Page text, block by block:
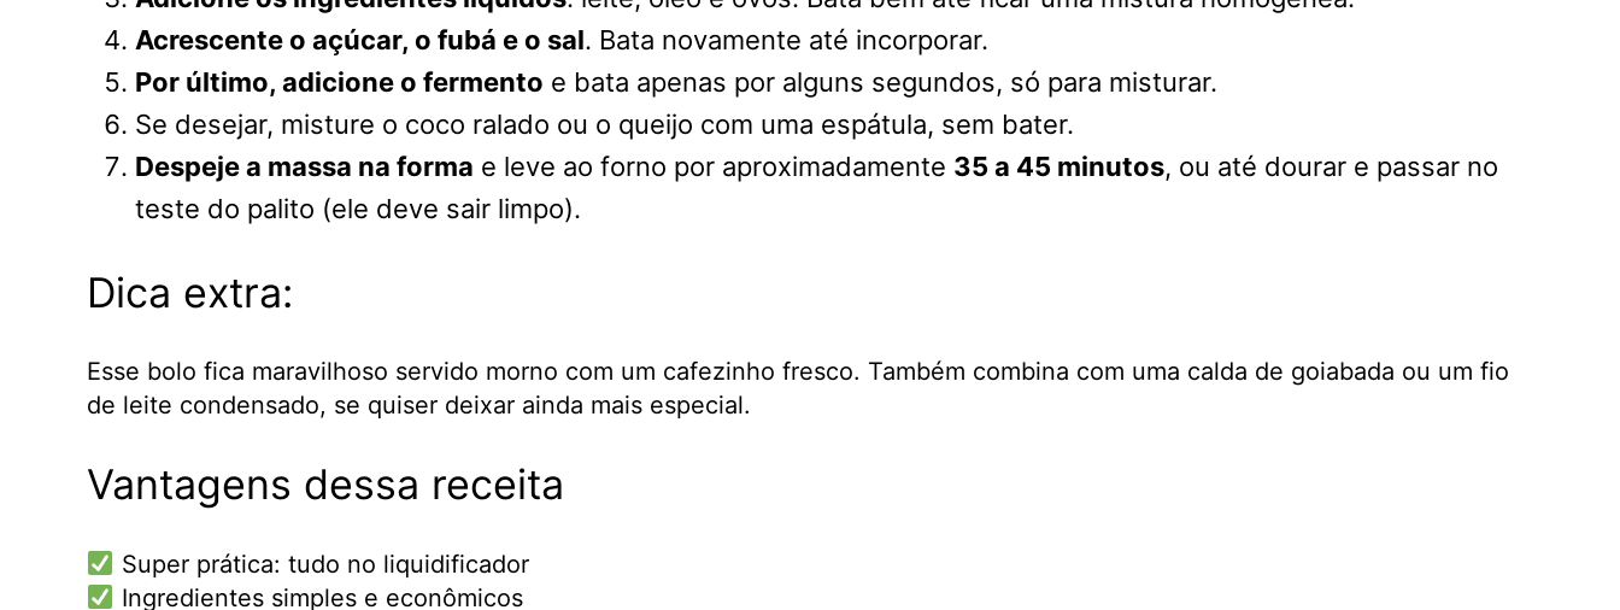
Acrescente o açúcar, o fubá e o sal. Bata novamente até incorporar.
Por último, adicione o fermento e bata apenas por alguns segundos, só para misturar.
Se desejar, misture o coco ralado ou o queijo com uma espátula, sem bater.
Despeje a massa na forma e leve ao forno por aproximadamente 35 a 45 minutos, ou até dourar e passar no
teste do palito (ele deve sair limpo).
Dica extra:
Esse bolo fica maravilhoso servido morno com um cafezinho fresco. Também combina com uma calda de goiabada ou um fio
de leite condensado, se quiser deixar ainda mais especial.
Vantagens dessa receita
Super prática: tudo no liquidificador
Ingredientes simples e econômicos